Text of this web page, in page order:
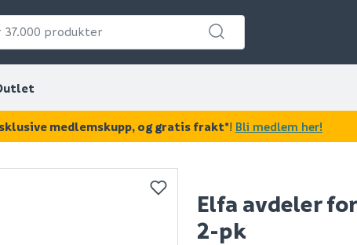
VÆRE AV INTERESSE?
Elfa avdeler
2-pk
medlemskupp, og gratis frakt*! Bli medlem her!